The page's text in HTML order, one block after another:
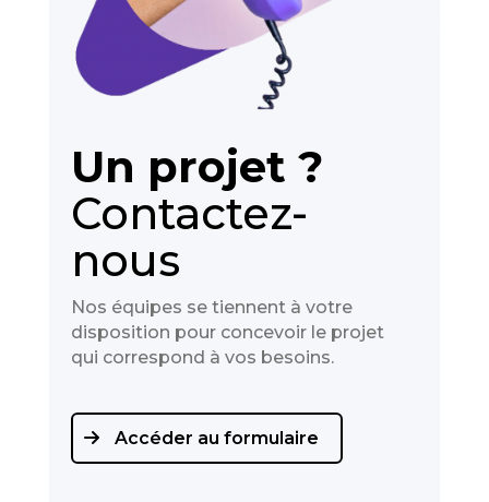
Un projet ?
Contactez-
nous
Nos équipes se tiennent à votre
disposition pour concevoir le projet
qui correspond à vos besoins.
Accéder au formulaire